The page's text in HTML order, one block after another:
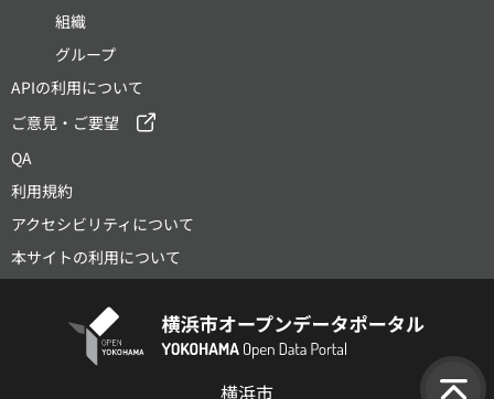
組織
グループ
APIの利用について
ご意見・ご要望
QA
利用規約
アクセシビリティについて
本サイトの利用について
横浜市